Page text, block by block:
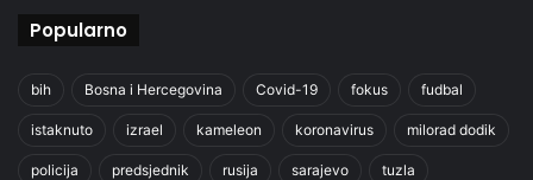
Popularno
bih Bosna i Hercegovina Covid-19 fokus fudbal
istaknuto izrael kameleon koronavirus milorad dodik
policija predsjednik rusija sarajevo tuzla